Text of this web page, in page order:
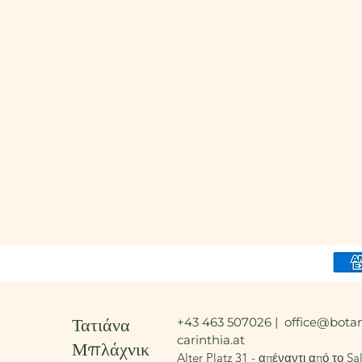
Τατιάνα
Μπλάχνικ
+43 463 507026 |
carinthia.at
Alter Platz 31 - απέναντι από το